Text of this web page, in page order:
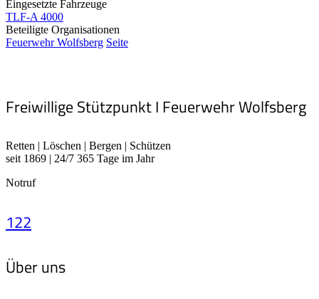
Eingesetzte Fahrzeuge
TLF-A 4000
Beteiligte Organisationen
Feuerwehr Wolfsberg Seite
Freiwillige Stützpunkt I Feuerwehr Wolfsberg
Retten | Löschen | Bergen | Schützen
seit 1869 | 24/7 365 Tage im Jahr
Notruf
122
Über uns